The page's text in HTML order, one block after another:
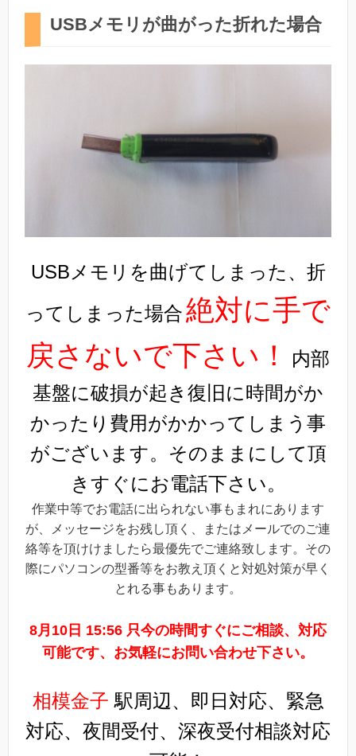
USBメモリが曲がった折れた場合
USBメモリを曲げてしまった、折
ってしまった場合絶対に手で
戻さないで下さい！
内部
基盤に破損が起き復旧に時間がか
かったり費用がかかってしまう事
がございます。そのままにして頂
きすぐにお電話下さい。
作業中等でお電話に出られない事もまれにあります
が、メッセージをお残し頂く、またはメールでのご連
絡等を頂けけましたら最優先でご連絡致します。その
際にパソコンの型番等をお教え頂くと対処対策が早く
とれる事もあります。
8月10日 15:56 只今の時間すぐにご相談、対応
可能です、お気軽にお問い合わせ下さい。
相模金子 駅周辺、即日対応、緊急
対応、夜間受付、深夜受付相談対応